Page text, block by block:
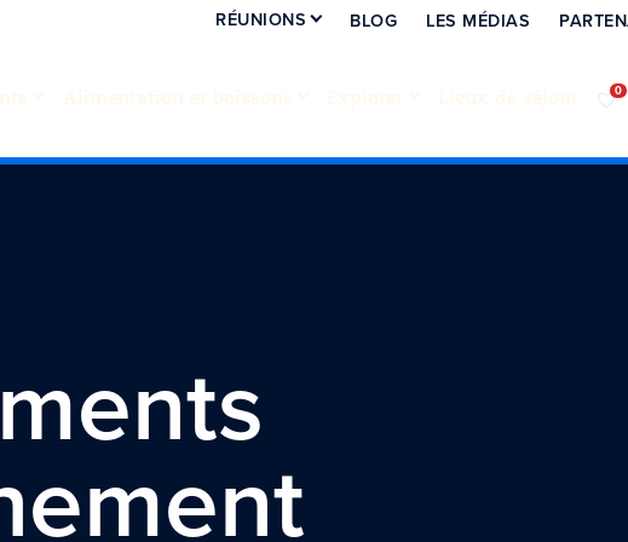
RÉUNIONS BLOG LES MÉDIAS